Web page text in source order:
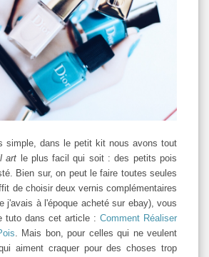
simple, dans le petit kit nous avons tout
art le plus facil qui soit : des petits pois
Bien sur, on peut le faire toutes seules
de choisir deux vernis complémentaires
j'avais à l'époque acheté sur ebay), vous
tuto dans cet article : Comment Réaliser
. Mais bon, pour celles qui ne veulent
aiment craquer pour des choses trop